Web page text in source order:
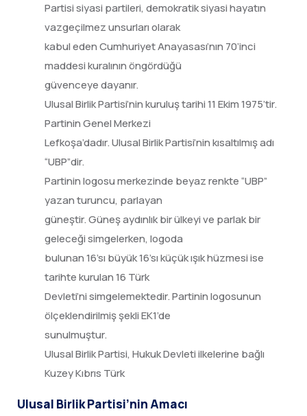
Partisi siyasi partileri, demokratik siyasi hayatın
vazgeçilmez unsurları olarak
kabul eden Cumhuriyet Anayasası’nın 70’inci
maddesi kuralının öngördüğü
güvenceye dayanır.
Ulusal Birlik Partisi’nin kuruluş tarihi 11 Ekim 1975’tir.
Partinin Genel Merkezi
Lefkoşa’dadır. Ulusal Birlik Partisi’nin kısaltılmış adı
“UBP”dir.
Partinin logosu merkezinde beyaz renkte “UBP”
yazan turuncu, parlayan
güneştir. Güneş aydınlık bir ülkeyi ve parlak bir
geleceği simgelerken, logoda
bulunan 16’sı büyük 16’sı küçük ışık hüzmesi ise
tarihte kurulan 16 Türk
Devleti’ni simgelemektedir. Partinin logosunun
ölçeklendirilmiş şekli EK1’de
sunulmuştur.
Ulusal Birlik Partisi, Hukuk Devleti ilkelerine bağlı
Kuzey Kıbrıs Türk
Ulusal Birlik Partisi’nin Amacı